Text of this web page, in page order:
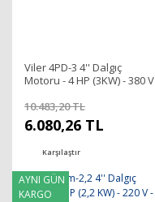
Viler 4PD-3 4'' Dalgıç
Motoru - 4 HP (3KW) - 380 V
10.483,20 TL
6.080,26 TL
Karşılaştır
AYNI GÜN
KARGO